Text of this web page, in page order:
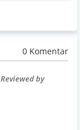
0 Komentar
by